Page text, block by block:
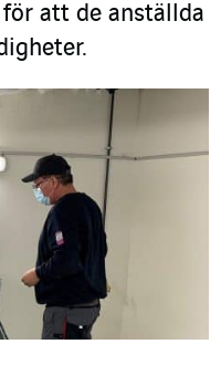
att de anställda